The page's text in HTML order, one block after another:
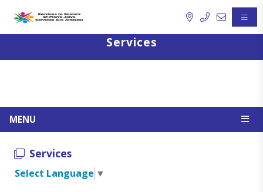
Services
MENU
Services
Select Language ▼